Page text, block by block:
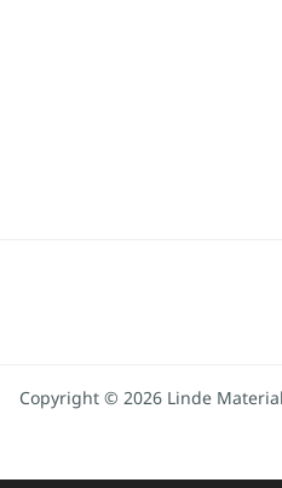
Copyright © 2026 Linde